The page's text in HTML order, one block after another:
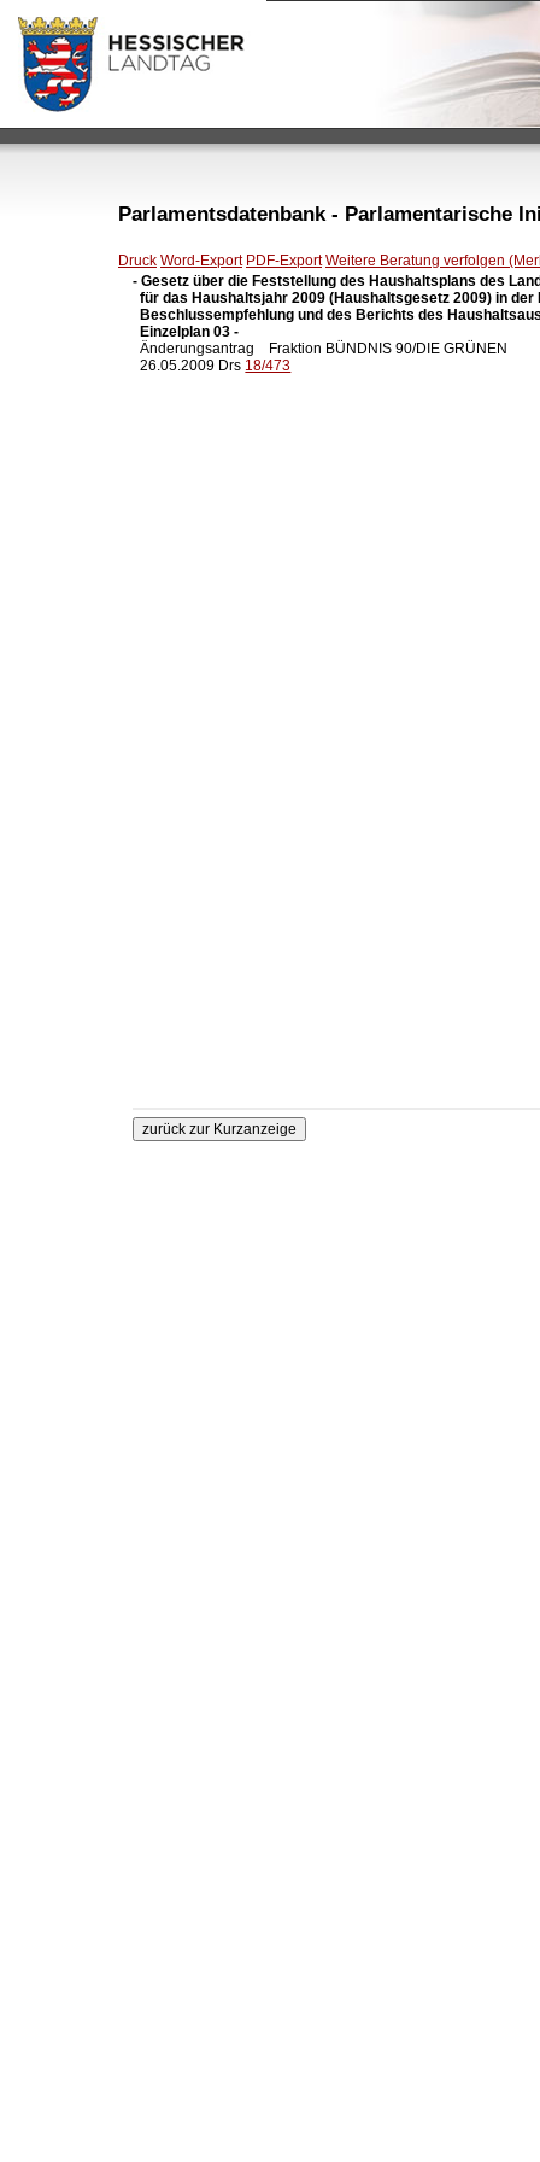
Parlamentsdatenbank - Parlamentarische
Druck Word-Export PDF-Export Weitere Beratung verfolgen
- Gesetz über die Feststellung des Haushaltsplans des
für das Haushaltsjahr 2009 (Haushaltsgesetz 2009) in
Beschlussempfehlung und des Berichts des
  Einzelplan 03 -
Änderungsantrag    Fraktion BÜNDNIS 90/DIE GRÜNEN
  26.05.2009 Drs
18/473